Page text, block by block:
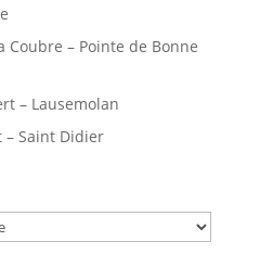
Coubre – Pointe de Bonne
– Lausemolan
– Saint Didier